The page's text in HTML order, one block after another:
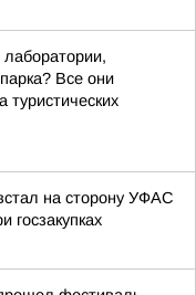
Все они
туристических
на сторону УФАС
госзакупках